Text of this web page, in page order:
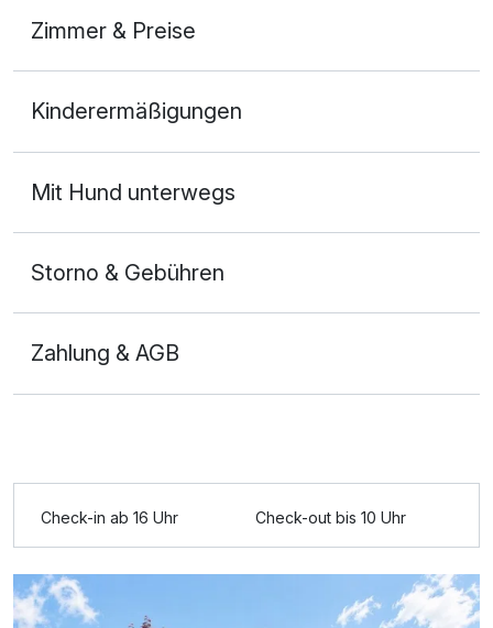
Zimmer & Preise
2 Erwachsene
p.P. ab213,00 €
Kinderermäßigungen
Mit Hund unterwegs
Storno & Gebühren
Zahlung & AGB
Check-in ab 16 Uhr Check-out bis 10 Uhr